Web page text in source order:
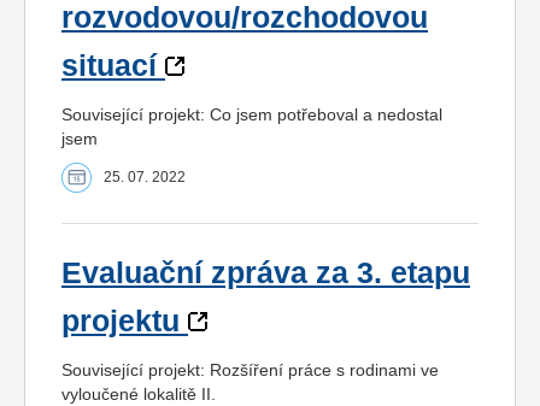
rozvodovou/rozchodovou
situací
Související projekt: Co jsem potřeboval a nedostal
jsem
25. 07. 2022
Evaluační zpráva za 3. etapu
projektu
Související projekt: Rozšíření práce s rodinami ve
vyloučené lokalitě II.